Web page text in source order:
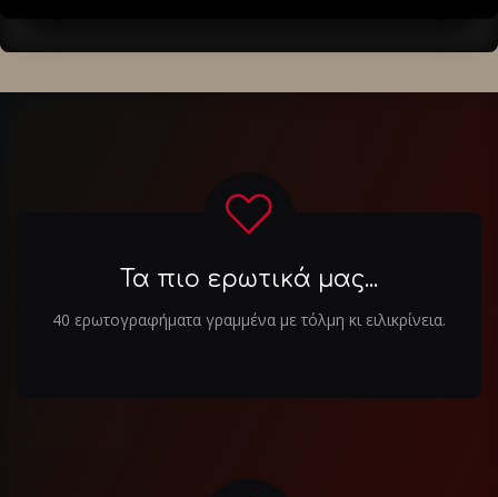
Τα πιο ερωτικά μας...
40 ερωτογραφήματα γραμμένα με τόλμη κι ειλικρίνεια.